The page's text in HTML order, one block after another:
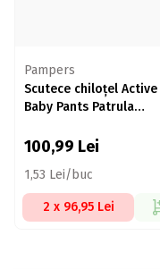
Pampers
Scutece chiloțel Active
Baby Pants Patrula
17 kg, 66 buc
100,99 Lei
1,53 Lei/buc
2 x 96,95 Lei